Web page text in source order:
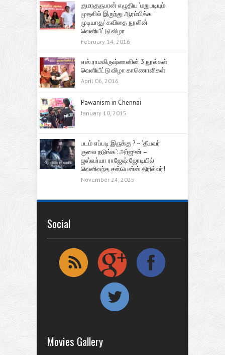
குமரகுருபரன் எழுதிய ‘மறுபடியும்
முதலில் இருந்து ஆரம்பிக்க
முடியாது’ கவிதை நூலின்
வெளியீட்டு விழா
February 14, 2016
எஸ்.ராமகிருஷ்ணனின் 3 நூல்கள்
வெளியீட்டு விழா காணொளிகள்
April 06, 2016
Pawanism in Chennai
January 10, 2015
படம் எப்படி இருக்கு ? – ‘தீயவர்
குலை நடுங்க’: அர்ஜுன் –
ஐஸ்வர்யா ராஜேஷ் ஜோடியில்
வெளிவந்த சஸ்பென்ஸ் திரில்லர்!
November 24, 2025
Social
Movies Gallery